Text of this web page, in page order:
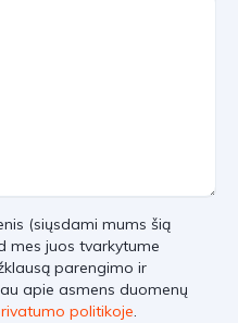
(siųsdami mums šią
mes juos tvarkytume
parengimo ir
apie asmens duomenų
politikoje.